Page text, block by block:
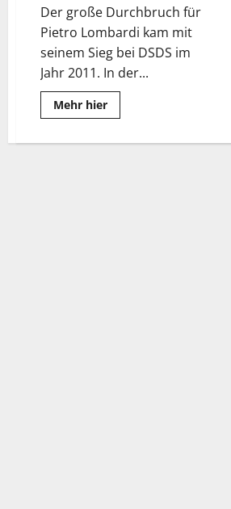
Der große Durchbruch für
Pietro Lombardi kam mit
seinem Sieg bei DSDS im
Jahr 2011. In der...
Mehr hierRead
more
Lombardi: